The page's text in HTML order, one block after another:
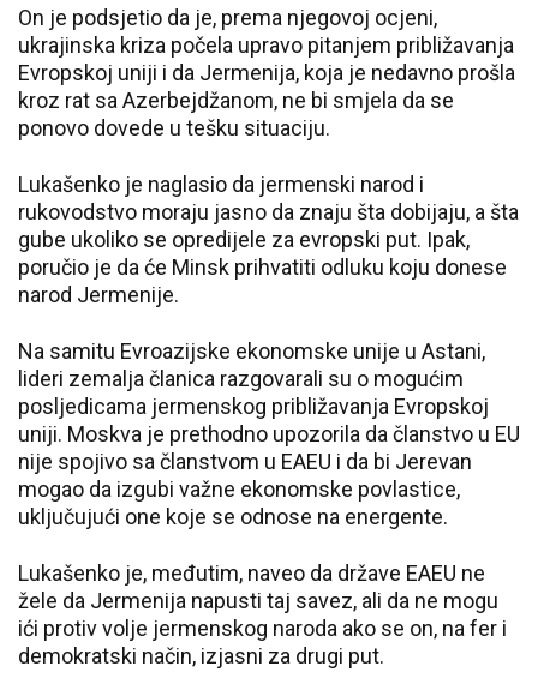
On je podsjetio da je, prema njegovoj ocjeni,
ukrajinska kriza počela upravo pitanjem približavanja
Evropskoj uniji i da Jermenija, koja je nedavno prošla
kroz rat sa Azerbejdžanom, ne bi smjela da se
ponovo dovede u tešku situaciju.
Lukašenko je naglasio da jermenski narod i
rukovodstvo moraju jasno da znaju šta dobijaju, a šta
gube ukoliko se opredijele za evropski put. Ipak,
poručio je da će Minsk prihvatiti odluku koju donese
narod Jermenije.
Na samitu Evroazijske ekonomske unije u Astani,
lideri zemalja članica razgovarali su o mogućim
posljedicama jermenskog približavanja Evropskoj
uniji. Moskva je prethodno upozorila da članstvo u EU
nije spojivo sa članstvom u EAEU i da bi Jerevan
mogao da izgubi važne ekonomske povlastice,
uključujući one koje se odnose na energente.
Lukašenko je, međutim, naveo da države EAEU ne
žele da Jermenija napusti taj savez, ali da ne mogu
ići protiv volje jermenskog naroda ako se on, na fer i
demokratski način, izjasni za drugi put.